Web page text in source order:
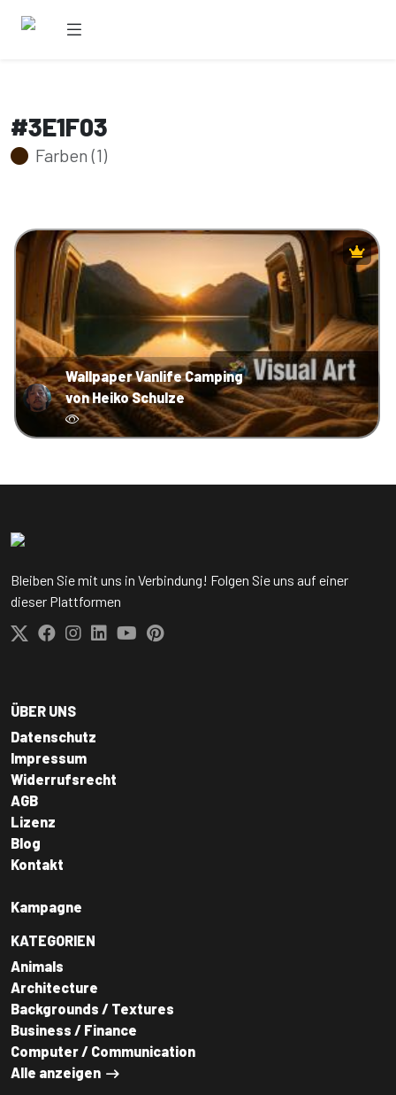
#3E1F03
Farben (1)
Wallpaper Vanlife Camping
von Heiko Schulze
Bleiben Sie mit uns in Verbindung! Folgen Sie uns auf einer
dieser Plattformen
ÜBER UNS
Datenschutz
Impressum
Widerrufsrecht
AGB
Lizenz
Blog
Kontakt
Kampagne
KATEGORIEN
Animals
Architecture
Backgrounds / Textures
Business / Finance
Computer / Communication
Alle anzeigen